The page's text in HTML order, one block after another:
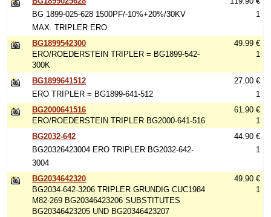
BG 1899-025-628 1500PF/-10%+20%/30KV
MAX. TRIPLER ERO
1
BG1899542300
ERO/ROEDERSTEIN TRIPLER = BG1899-542-
300K
49.99 €
1
BG1899641512
ERO TRIPLER = BG1899-641-512
27.00 €
1
BG2000641516
ERO/ROEDERSTEIN TRIPLER BG2000-641-516
61.90 €
1
BG2032-642
BG20326423004 ERO TRIPLER BG2032-642-
3004
44.90 €
1
BG2034642320
BG2034-642-3206 TRIPLER GRUNDIG CUC1984
M82-269 BG20346423206 SUBSTITUTES
BG20346423205 UND BG20346423207
49.90 €
1